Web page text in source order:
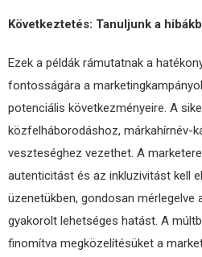
Következtetés: Tanuljunk a
Ezek a példák rámutatnak a
fontosságára a
potenciális következményeire. A
közfelháborodáshoz, márkahírnév-
veszteséghez vezethet. A
autenticitást és az inkluzivitást kell
üzenetükben, gondosan mérlegelve
gyakorolt ​​lehetséges hatást. A
finomítva megközelítésüket a